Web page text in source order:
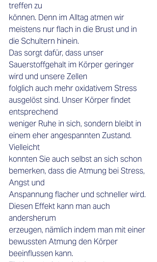
treffen zu
können. Denn im Alltag atmen wir
meistens nur flach in die Brust und in
die Schultern hinein.
Das sorgt dafür, dass unser
Sauerstoffgehalt im Körper geringer
wird und unsere Zellen
folglich auch mehr oxidativem Stress
ausgelöst sind. Unser Körper findet
entsprechend
weniger Ruhe in sich, sondern bleibt in
einem eher angespannten Zustand.
Vielleicht
konnten Sie auch selbst an sich schon
bemerken, dass die Atmung bei Stress,
Angst und
Anspannung flacher und schneller wird.
Diesen Effekt kann man auch
andersherum
erzeugen, nämlich indem man mit einer
bewussten Atmung den Körper
beeinflussen kann.